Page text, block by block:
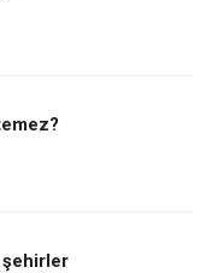
şehirler